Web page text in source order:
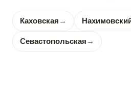
Каховская →
Севастопольская →